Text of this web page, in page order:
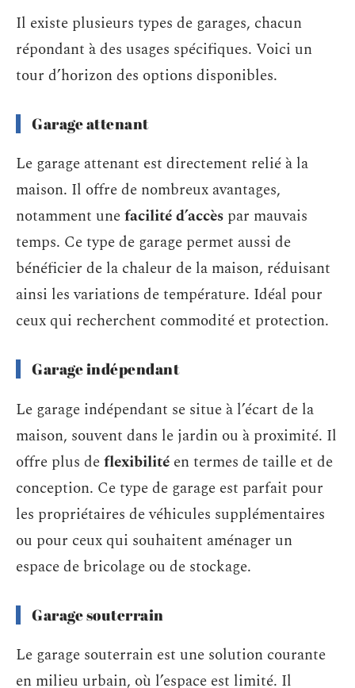
Il existe plusieurs types de garages, chacun
répondant à des usages spécifiques. Voici un
tour d’horizon des options disponibles.
Garage attenant
Le garage attenant est directement relié à la
maison. Il offre de nombreux avantages,
notamment unefacilité d’accès par mauvais
temps. Ce type de garage permet aussi de
bénéficier de la chaleur de la maison, réduisant
ainsi les variations de température. Idéal pour
ceux qui recherchent commodité et protection.
Garage indépendant
Le garage indépendant se situe à l’écart de la
maison, souvent dans le jardin ou à proximité. Il
offre plus deflexibilité en termes de taille et de
conception. Ce type de garage est parfait pour
les propriétaires de véhicules supplémentaires
ou pour ceux qui souhaitent aménager un
espace de bricolage ou de stockage.
Garage souterrain
Le garage souterrain est une solution courante
en milieu urbain, où l’espace est limité. Il